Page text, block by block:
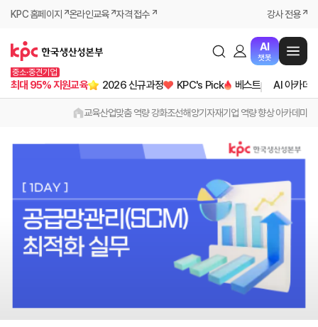
KPC 홈페이지 온라인교육 자격 접수 강사 전용
AI
챗봇
중소·중견기업
최대 95% 지원교육 2026 신규과정 KPC's Pick 베스트 AI 아카데
교육산업맞춤 역량 강화조선해양기자재기업 역량 향상 아카데미